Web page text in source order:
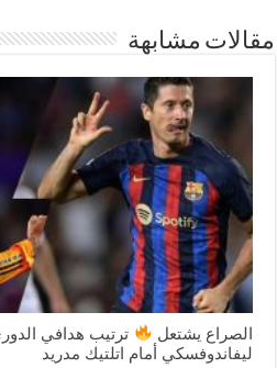
مقالات مشابهة
الصراع يشتعل
ترتيب هدافي
ليفاندوفسكي أمام اتلتيك مدريد